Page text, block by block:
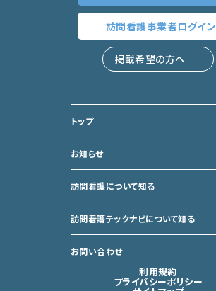
訪問看護事業者ログイン
掲載希望の方へ
トップ
お知らせ
訪問看護について知る
訪問看護テックナビについて知る
お問い合わせ
利用規約
プライバシーポリシー